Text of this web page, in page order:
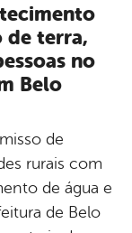
de terra,
no
Belo
de
rurais com
de água e
de Belo